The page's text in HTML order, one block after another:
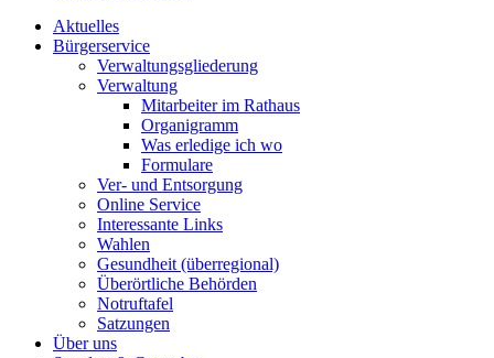
Aktuelles
Bürgerservice
Verwaltungsgliederung
Verwaltung
Mitarbeiter im Rathaus
Organigramm
Was erledige ich wo
Formulare
Ver- und Entsorgung
Online Service
Interessante Links
Wahlen
Gesundheit (überregional)
Überörtliche Behörden
Notruftafel
Satzungen
Über uns